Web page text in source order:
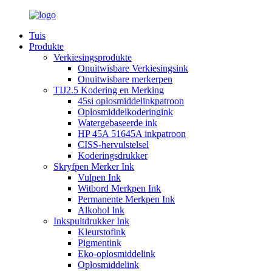
Tuis
Produkte
Verkiesingsprodukte
Onuitwisbare Verkiesingsink
Onuitwisbare merkerpen
TIJ2.5 Kodering en Merking
45si oplosmiddelinkpatroon
Oplosmiddelkoderingink
Watergebaseerde ink
HP 45A 51645A inkpatroon
CISS-hervulstelsel
Koderingsdrukker
Skryfpen Merker Ink
Vulpen Ink
Witbord Merkpen Ink
Permanente Merkpen Ink
Alkohol Ink
Inkspuitdrukker Ink
Kleurstofink
Pigmentink
Eko-oplosmiddelink
Oplosmiddelink